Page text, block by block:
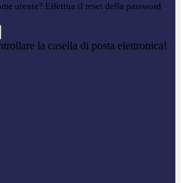
utente? Effettua il reset della password
la casella di posta elettronica!